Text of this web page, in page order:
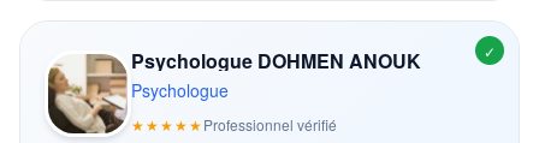
✓
Psychologue DOHMEN ANOUK
Psychologue
★★★★★Professionnel vérifié